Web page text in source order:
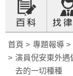
首頁 專題報導
演員倪安東外遇
去的一切種種